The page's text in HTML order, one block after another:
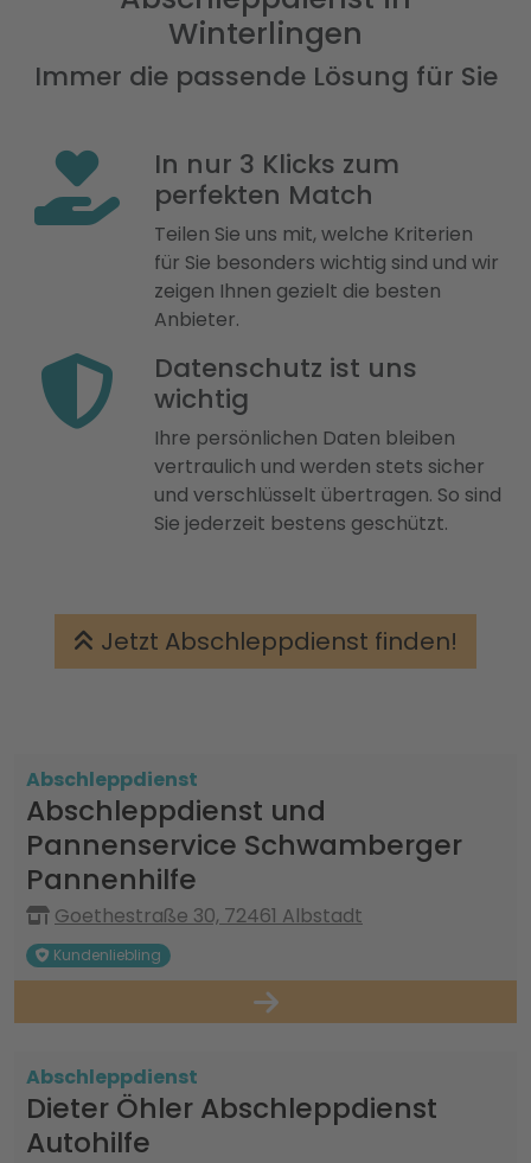
Winterlingen
Immer die passende Lösung für Sie
In nur 3 Klicks zum
perfekten Match
Teilen Sie uns mit, welche Kriterien
für Sie besonders wichtig sind und wir
zeigen Ihnen gezielt die besten
Anbieter.
Datenschutz ist uns
wichtig
Ihre persönlichen Daten bleiben
vertraulich und werden stets sicher
und verschlüsselt übertragen. So sind
Sie jederzeit bestens geschützt.
Jetzt Abschleppdienst finden!
Abschleppdienst
Abschleppdienst und
Pannenservice Schwamberger
Pannenhilfe
Goethestraße 30, 72461 Albstadt
Kundenliebling
Abschleppdienst
Dieter Öhler Abschleppdienst
Autohilfe